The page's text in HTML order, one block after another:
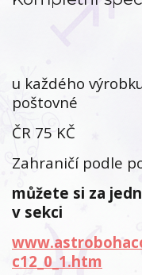
u každého
poštovné
ČR 75 KČ
Zahraničí podle
můžete si za
v sekci
c12_0_1.htm